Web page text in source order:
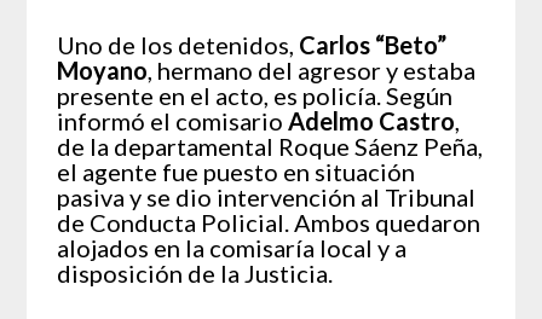
Uno de los detenidos, Carlos “Beto”
Moyano, hermano del agresor y estaba
presente en el acto, es policía. Según
informó el comisarioAdelmo Castro,
de la departamental Roque Sáenz Peña,
el agente fue puesto en situación
pasiva y se dio intervención al Tribunal
de Conducta Policial. Ambos quedaron
alojados en la comisaría local y a
disposición de la Justicia.